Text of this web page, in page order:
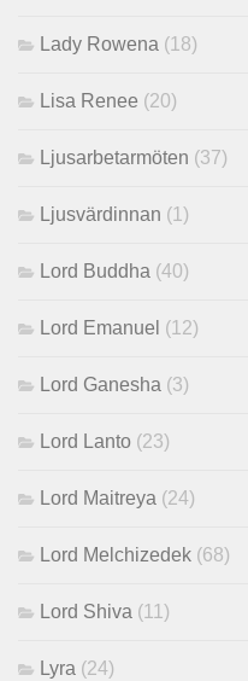
Lady Rowena (18)
Lisa Renee (20)
Ljusarbetarmöten (37)
Ljusvärdinnan (1)
Lord Buddha (40)
Lord Emanuel (12)
Lord Ganesha (3)
Lord Lanto (23)
Lord Maitreya (24)
Lord Melchizedek (68)
Lord Shiva (11)
Lyra (24)